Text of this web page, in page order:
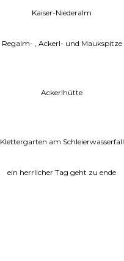
Kaiser-Niederalm
Regalm- , Ackerl- und Maukspitze
Ackerlhütte
Klettergarten am Schleierwasserfall
ein herrlicher Tag geht zu ende